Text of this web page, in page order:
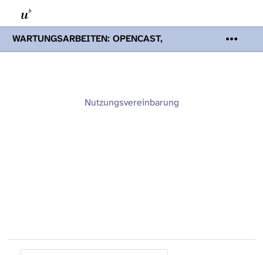
WARTUNGSARBEITEN: OPENCAST,
PODCASTS & TOBIRA
Mi 19. August
Opencast-Videos und Tobira nicht zur
Nutzungsvereinbarung